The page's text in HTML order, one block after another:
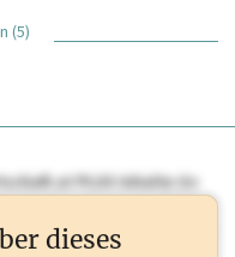
(5)
PLUS Inhaltedie
Sie dieses Profil frei
sehen. wirtschaft.at PLUS
dieses